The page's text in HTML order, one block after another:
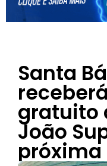
Santa
gratuito
João